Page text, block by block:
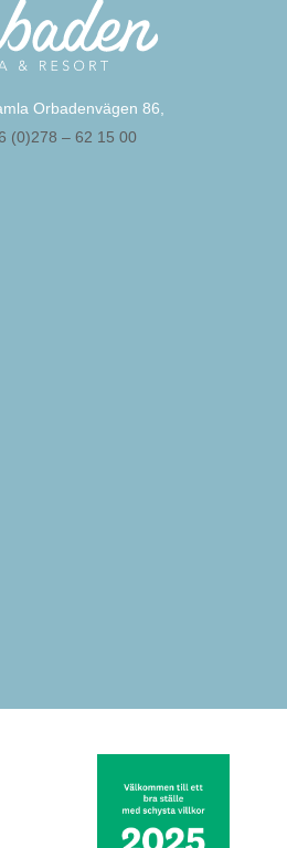
Orbadenvägen 86,
(0)278 – 62 15 00